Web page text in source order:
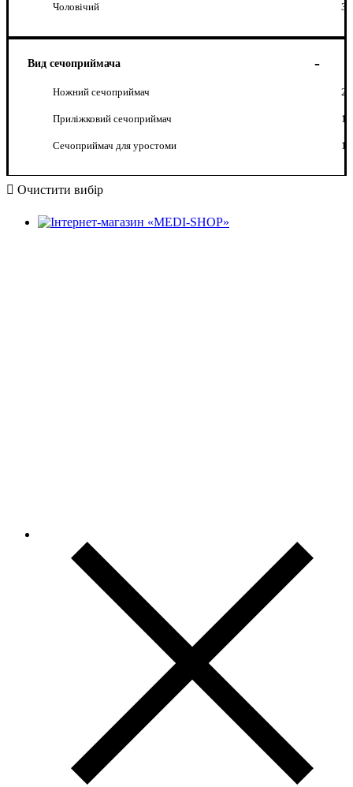
Чоловічий 3
Вид сечоприймача
Ножний сечоприймач 2
Приліжковий сечоприймач 1
Сечоприймач для уростоми 1
Очистити вибір